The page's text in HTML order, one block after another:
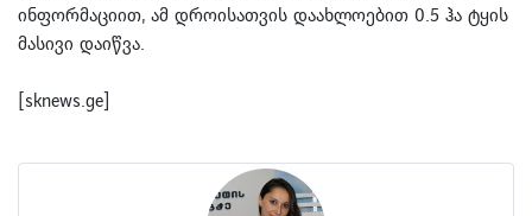
ინფორმაციით, ამ დროისათვის დაახლოებით 0.5 ჰა ტყის
მასივი დაიწვა.
[sknews.ge]